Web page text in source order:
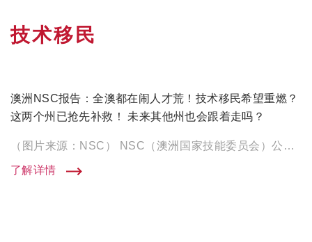
技术移民
澳洲NSC报告：全澳都在闹人才荒！技术移民希望重燃？
这两个州已抢先补救！ 未来其他州也会跟着走吗？
（图片来源：NSC） NSC（澳洲国家技能委员会）公布了SPL（技能优先清单）！这份报告列出了目前各州的劳动力 […]
了解详情